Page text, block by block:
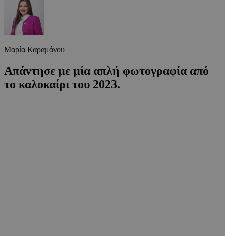
Μαρία Καραμάνου
Απάντησε με μία απλή φωτογραφία από
το καλοκαίρι του 2023.